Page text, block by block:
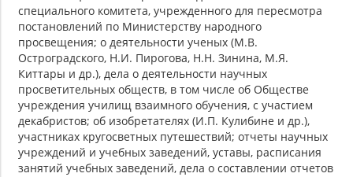
специального комитета, учрежденного для пересмотра
постановлений по Министерству народного
просвещения; о деятельности ученых (М.В.
Остроградского, Н.И. Пирогова, Н.Н. Зинина, М.Я.
Киттары и др.), дела о деятельности научных
просветительных обществ, в том числе об Обществе
учреждения училищ взаимного обучения, с участием
декабристов; об изобретателях (И.П. Кулибине и др.),
участниках кругосветных путешествий; отчеты научных
учреждений и учебных заведений, уставы, расписания
занятий учебных заведений, дела о составлении отчетов